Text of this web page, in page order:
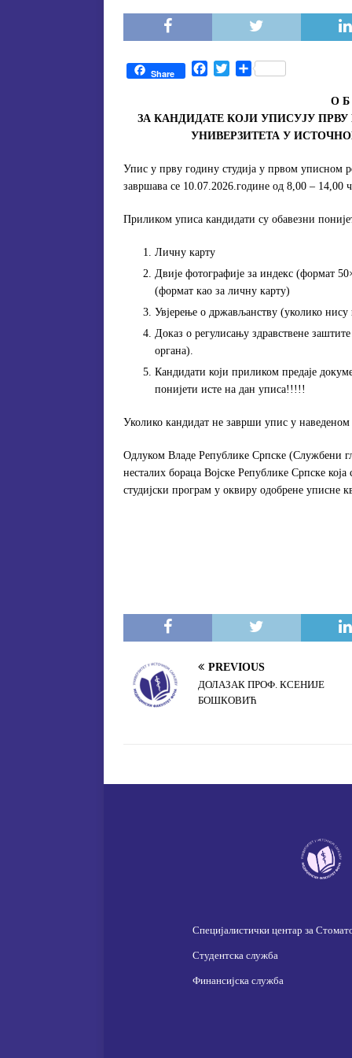
Share
e
b
k
t
t
S
r
e
О Б
ЗА КАНДИДАТЕ КОЈИ УПИСУЈУ
УНИВЕРЗИТЕТА У
Упис у прву годину студија у првом уписном
завршава се 10.07.2026.године од 8,00 –
Приликом уписа кандидати су обавезни
Личну карту
Двије фотографије за индекс (формат
(формат као за личну карту)
Увјерење о држављанству (уколико
Доказ о регулисању здравствене
органа).
Кандидати који приликом предаје
понијети исте на дан уписа!!!!!
Уколико кандидат не заврши упис у наведеном
Одлуком Владе Републике Српске (Службени
несталих бораца Војске Републике Српске
студијски програм у оквиру одобрене уписне
PREVIOUS
ДОЛАЗАК ПРОФ. КСЕНИЈЕ
БОШКОВИЋ
Специјалистички центар за
Студентска служба
Финансијска служба